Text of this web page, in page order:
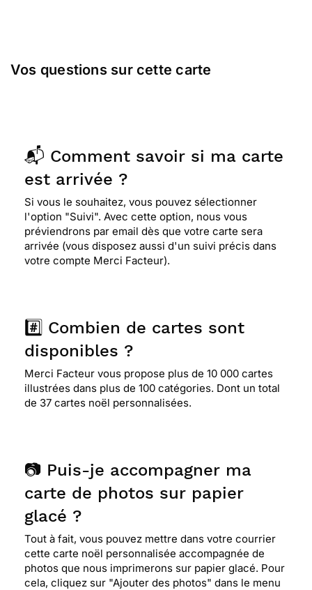
Vos questions sur cette carte
📬 Comment savoir si ma carte
est arrivée ?
Si vous le souhaitez, vous pouvez sélectionner
l'option "Suivi". Avec cette option, nous vous
préviendrons par email dès que votre carte sera
arrivée (vous disposez aussi d'un suivi précis dans
votre compte Merci Facteur).
#️⃣ Combien de cartes sont
disponibles ?
Merci Facteur vous propose plus de 10 000 cartes
illustrées dans plus de 100 catégories. Dont un total
de 37 cartes noël personnalisées.
📷 Puis-je accompagner ma
carte de photos sur papier
glacé ?
Tout à fait, vous pouvez mettre dans votre courrier
cette carte noël personnalisée accompagnée de
photos que nous imprimerons sur papier glacé. Pour
cela, cliquez sur "Ajouter des photos" dans le menu